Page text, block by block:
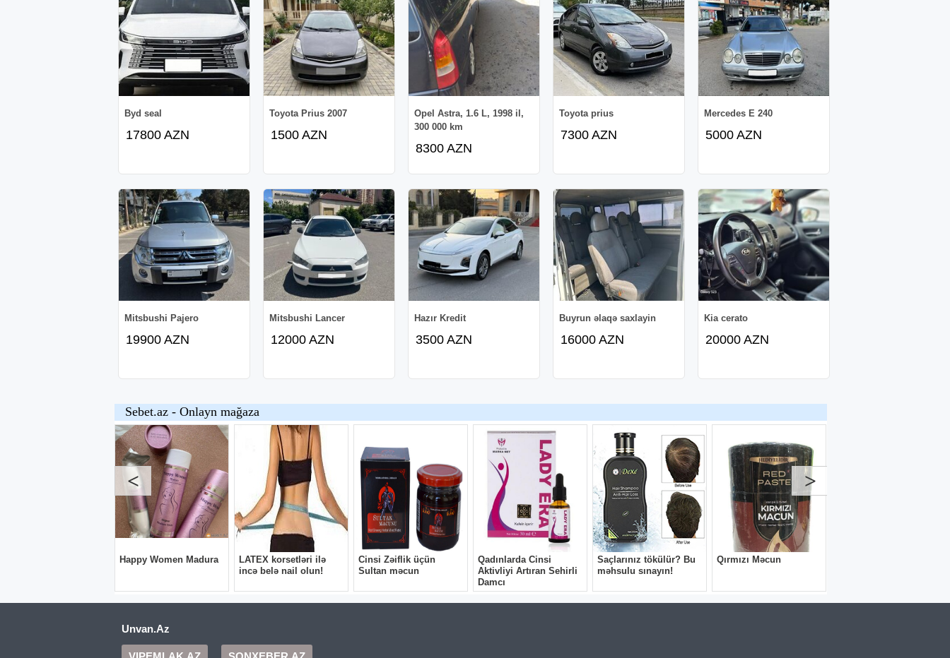
Byd seal
17800 AZN
Toyota Prius 2007
1500 AZN
Opel Astra, 1.6 L, 1998 il,
300 000 km
8300 AZN
Toyota prius
7300 AZN
Mercedes E 240
5000 AZN
Mitsbushi Pajero
19900 AZN
Mitsbushi Lancer
12000 AZN
Hazır Kredit
3500 AZN
Buyrun əlaqə saxlayin
16000 AZN
Kia cerato
20000 AZN
Unvan.Az